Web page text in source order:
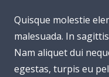
Quisque molestie
malesuada. In
Nam aliquet dui
egestas, turpis eu